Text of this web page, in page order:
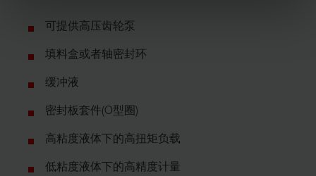
可提供高压齿轮泵
填料盒或者轴密封环
缓冲液
密封板套件(O型圈)
高粘度液体下的高扭矩负载
低粘度液体下的高精度计量